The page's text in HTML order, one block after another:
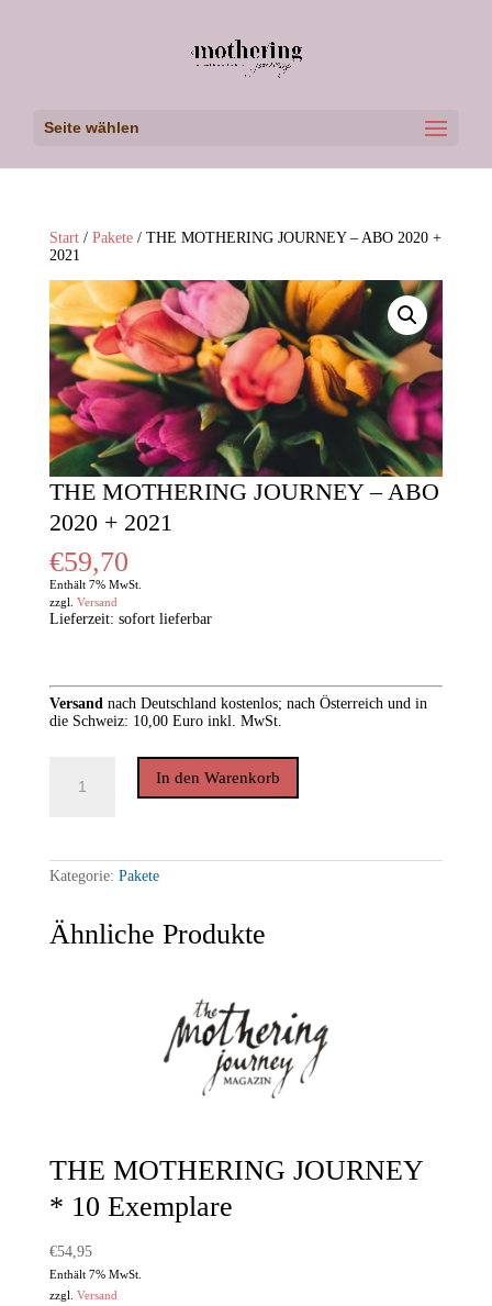
Seite wählen
Start/ Pakete/ THE MOTHERING JOURNEY – ABO 2020 +
2021
THE MOTHERING JOURNEY – ABO
2020 + 2021
€59,70
Enthält 7% MwSt.
zzgl. Versand
Lieferzeit: sofort lieferbar
Versand nach Deutschland kostenlos; nach Österreich und in
die Schweiz: 10,00 Euro inkl. MwSt.
MOTHERING
+
2021
In den Warenkorb
Kategorie: Pakete
Ähnliche Produkte
THE MOTHERING JOURNEY
* 10 Exemplare
€54,95
Enthält 7% MwSt.
zzgl. Versand